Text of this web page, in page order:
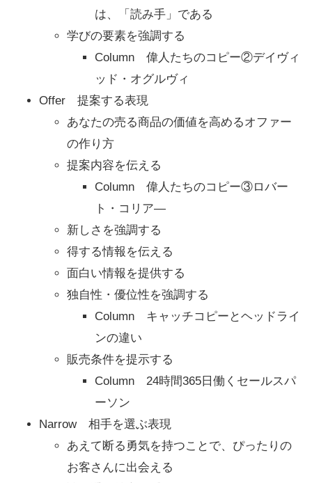
は、「読み手」である
学びの要素を強調する
Column 偉人たちのコピー②デイヴィ
ッド・オグルヴィ
Offer 提案する表現
あなたの売る商品の価値を高めるオファー
の作り方
提案内容を伝える
Column 偉人たちのコピー③ロバー
ト・コリア―
新しさを強調する
得する情報を伝える
面白い情報を提供する
独自性・優位性を強調する
Column キャッチコピーとヘッドライ
ンの違い
販売条件を提示する
Column 24時間365日働くセールスパ
ーソン
Narrow 相手を選ぶ表現
あえて断る勇気を持つことで、ぴったりの
お客さんに出会える